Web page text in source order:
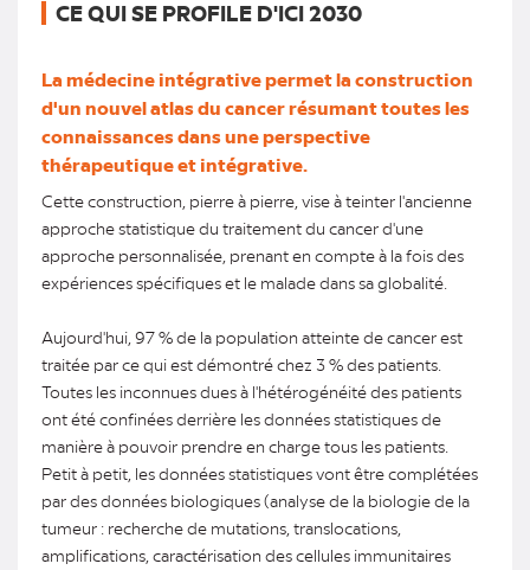
CE QUI SE PROFILE D'ICI 2030
La médecine intégrative permet la construction
d'un nouvel atlas du cancer résumant toutes les
connaissances dans une perspective
thérapeutique et intégrative.
Cette construction, pierre à pierre, vise à teinter l'ancienne
approche statistique du traitement du cancer d'une
approche personnalisée, prenant en compte à la fois des
expériences spécifiques et le malade dans sa globalité.
Aujourd'hui, 97 % de la population atteinte de cancer est
traitée par ce qui est démontré chez 3 % des patients.
Toutes les inconnues dues à l'hétérogénéité des patients
ont été confinées derrière les données statistiques de
manière à pouvoir prendre en charge tous les patients.
Petit à petit, les données statistiques vont être complétées
par des données biologiques (analyse de la biologie de la
tumeur : recherche de mutations, translocations,
amplifications, caractérisation des cellules immunitaires